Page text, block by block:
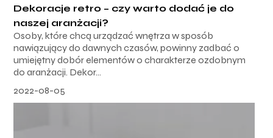
Dekoracje retro – czy warto dodać je do
naszej aranżacji?
Osoby, które chcą urządzać wnętrza w sposób
nawiązujący do dawnych czasów, powinny zadbać o
umiejętny dobór elementów o charakterze ozdobnym
do aranżacji. Dekor...
2022-08-05